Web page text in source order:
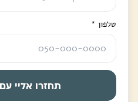
טלפון *
תחזרו אליי